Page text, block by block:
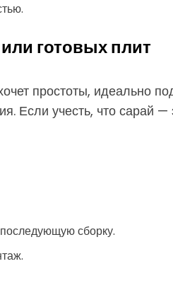
готовых плит
простоты, идеально
Если учесть, что сарай
сборку.